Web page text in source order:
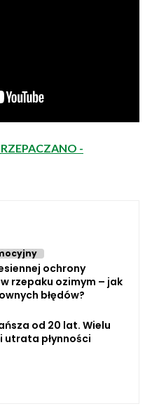
-
ochrony
rzepaku ozimym – jak
błędów?
od 20 lat. Wielu
utrata płynności